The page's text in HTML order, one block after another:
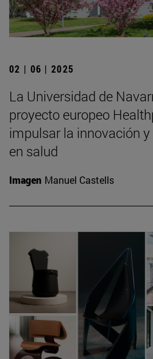
02 | 06 | 2025
La Universidad de
proyecto europeo
impulsar la innovación
en salud
Imagen Manuel Castells